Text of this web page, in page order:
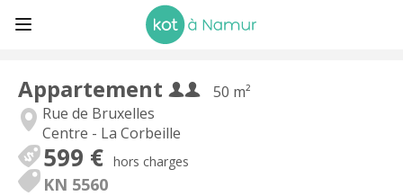
Appartement
50 m²
Rue de Bruxelles
Centre - La Corbeille
599 € hors charges
KN 5560